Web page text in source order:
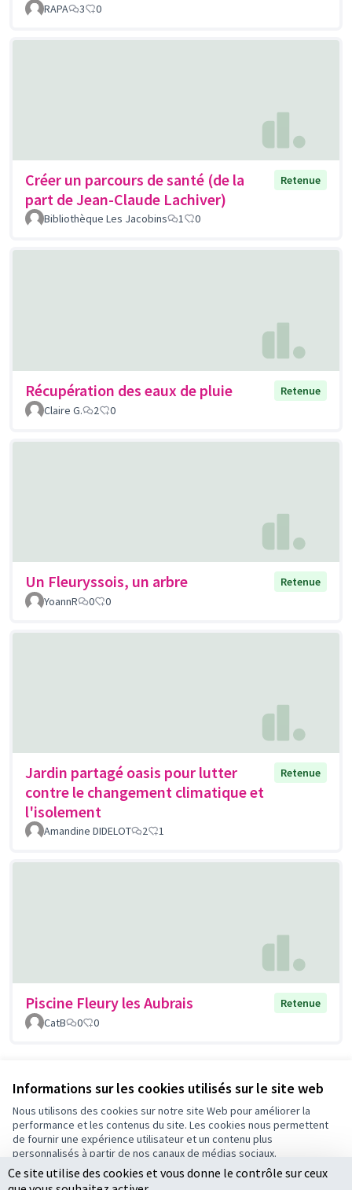
Informations sur les cookies utilisés sur le site web
Nous utilisons des cookies sur notre site Web pour améliorer la
performance et les contenus du site. Les cookies nous permettent
de fournir une expérience utilisateur et un contenu plus
personnalisés à partir de nos canaux de médias sociaux.
Tout accepter
RAPA 3 0
Créer un parcours de santé (de la
part de Jean-Claude Lachiver)
Retenue
Bibliothèque Les Jacobins 1 0
Récupération des eaux de pluie
Retenue
Claire G.
2 0
Un Fleuryssois, un arbre
Retenue
YoannR
0 0
Jardin partagé oasis pour lutter
contre le changement climatique et
l'isolement
Retenue
Amandine DIDELOT 2 1
Piscine Fleury les Aubrais
Retenue
CatB
0 0
Conditions d'utilisation
Paramètres des cookies
Ce site utilise des cookies et vous donne le contrôle sur ceux